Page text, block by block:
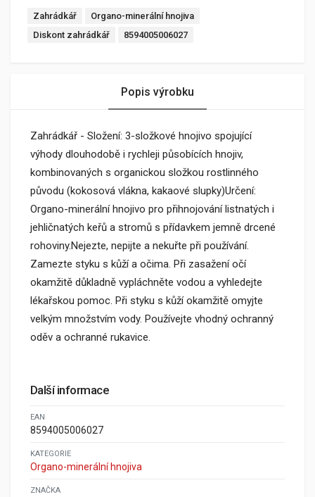
Zahrádkář
Organo-minerální hnojiva
Diskont zahrádkář
8594005006027
Popis výrobku
Zahrádkář - Složení: 3-složkové hnojivo spojující
výhody dlouhodobě i rychleji působících hnojiv,
kombinovaných s organickou složkou rostlinného
původu (kokosová vlákna, kakaové slupky)Určení:
Organo-minerální hnojivo pro přihnojování listnatých i
jehličnatých keřů a stromů s přídavkem jemně drcené
rohoviny.Nejezte, nepijte a nekuřte při používání.
Zamezte styku s kůží a očima. Při zasažení očí
okamžitě důkladně vypláchněte vodou a vyhledejte
lékařskou pomoc. Při styku s kůží okamžitě omyjte
velkým množstvím vody. Používejte vhodný ochranný
oděv a ochranné rukavice.
Další informace
EAN
8594005006027
KATEGORIE
Organo-minerální hnojiva
ZNAČKA